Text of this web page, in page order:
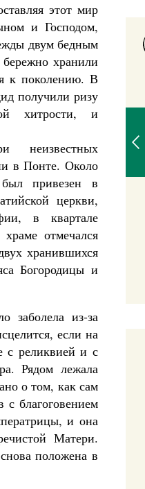
этот мир
и Господом,
двум бедным
хранили
к поколению. В
получили ризу
хитрости, и
неизвестных
в Понте. Около
привезен в
церкви,
в квартале
отмечался
хранившихся
Богородицы и
заболела из-за
если на
с реликвией и с
Рядом лежала
о том, как сам
благоговением
и она
Матери.
положена в
Победоносец. Научись у
святого
Роман Котов